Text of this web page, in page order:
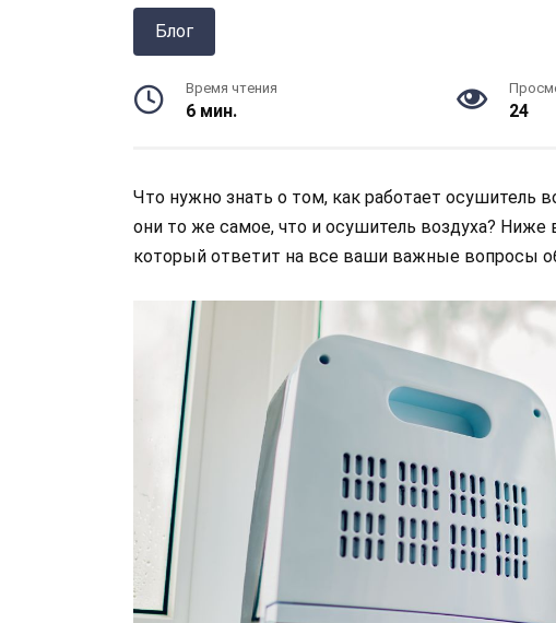
Блог
Время чтения
6 мин. 24
Что нужно знать о том, как работает осушитель
они то же самое, что и осушитель воздуха? Ниже
который ответит на все ваши важные вопросы